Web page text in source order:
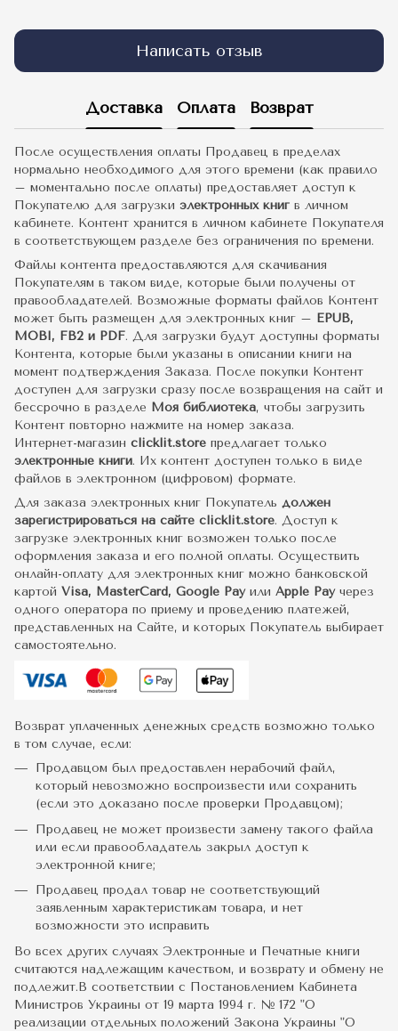
Написать отзыв
Доставка Оплата Возврат
После осуществления оплаты Продавец в пределах
нормально необходимого для этого времени (как правило
– моментально после оплаты) предоставляет доступ к
Покупателю для загрузки электронных книг в личном
кабинете. Контент хранится в личном кабинете Покупателя
в соответствующем разделе без ограничения по времени.
Файлы контента предоставляются для скачивания
Покупателям в таком виде, которые были получены от
правообладателей. Возможные форматы файлов Контент
может быть размещен для электронных книг – EPUB,
MOBI, FB2 и PDF. Для загрузки будут доступны форматы
Контента, которые были указаны в описании книги на
момент подтверждения Заказа. После покупки Контент
доступен для загрузки сразу после возвращения на сайт и
бессрочно в разделе Моя библиотека, чтобы загрузить
Контент повторно нажмите на номер заказа.
Интернет-магазин clicklit.store предлагает только
электронные книги. Их контент доступен только в виде
файлов в электронном (цифровом) формате.
Для заказа электронных книг Покупатель должен
зарегистрироваться на сайте clicklit.store. Доступ к
загрузке электронных книг возможен только после
оформления заказа и его полной оплаты. Осуществить
онлайн-оплату для электронных книг можно банковской
картой Visa, MasterCard, Google Pay или Apple Payчерез
одного оператора по приему и проведению платежей,
представленных на Сайте, и которых Покупатель выбирает
самостоятельно.
Возврат уплаченных денежных средств возможно только
в том случае, если:
Продавцом был предоставлен нерабочий файл,
который невозможно воспроизвести или сохранить
(если это доказано после проверки Продавцом);
Продавец не может произвести замену такого файла
или если правообладатель закрыл доступ к
электронной книге;
Продавец продал товар не соответствующий
заявленным характеристикам товара, и нет
возможности это исправить
Во всех других случаях Электронные и Печатные книги
считаются надлежащим качеством, и возврату и обмену не
подлежит.В соответствии с Постановлением Кабинета
Министров Украины от 19 марта 1994 г. № 172 "О
реализации отдельных положений Закона Украины "О